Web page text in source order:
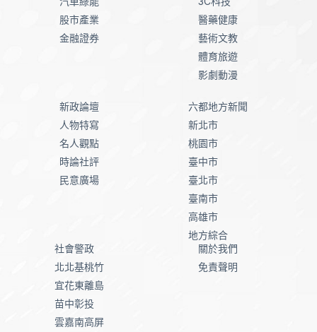
股市產業
金融證券
醫藥健康
藝術文教
體育旅遊
影劇動漫
新政論壇
人物特寫
名人觀點
時論社評
民意廣場
六都地方新聞
新北市
桃園市
臺中市
臺北市
臺南市
高雄市
地方綜合
社會警政
北北基桃竹
宜花東離島
苗中彰投
雲嘉南高屏
關於我們
免責聲明